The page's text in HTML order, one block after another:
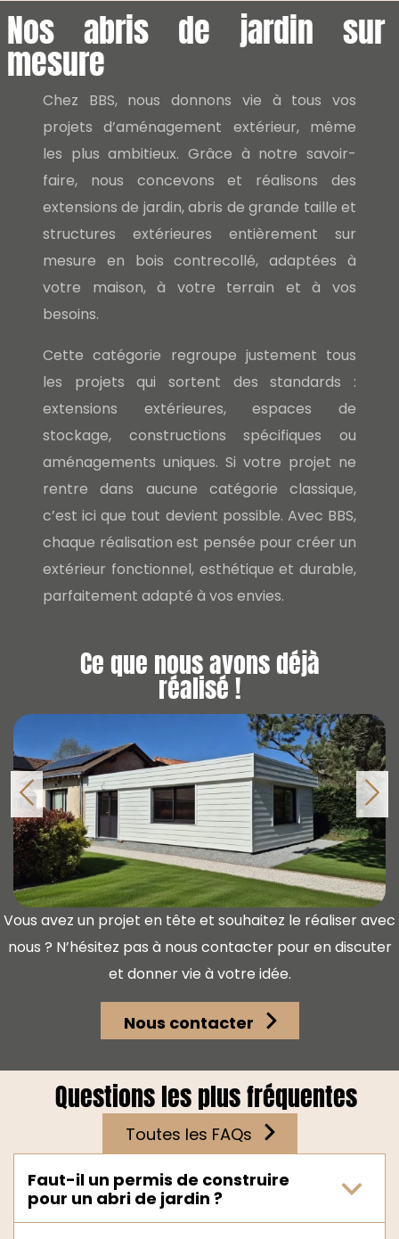
Nos abris de jardin sur
mesure
Chez BBS, nous donnons vie à tous vos
projets d’aménagement extérieur, même
les plus ambitieux. Grâce à notre savoir-
faire, nous concevons et réalisons des
extensions de jardin, abris de grande taille et
structures extérieures entièrement sur
mesure en bois contrecollé, adaptées à
votre maison, à votre terrain et à vos
besoins.
Cette catégorie regroupe justement tous
les projets qui sortent des standards :
extensions extérieures, espaces de
stockage, constructions spécifiques ou
aménagements uniques. Si votre projet ne
rentre dans aucune catégorie classique,
c’est ici que tout devient possible. Avec BBS,
chaque réalisation est pensée pour créer un
extérieur fonctionnel, esthétique et durable,
parfaitement adapté à vos envies.
Ce que nous avons déjà
réalisé !
Précédent
Vous avez un projet en tête et souhaitez le réaliser avec
nous ? N’hésitez pas à nous contacter pour en discuter
et donner vie à votre idée.
Nous contacter
Questions les plus fréquentes
Toutes les FAQs
Faut-il un permis de construire
pour un abri de jardin ?